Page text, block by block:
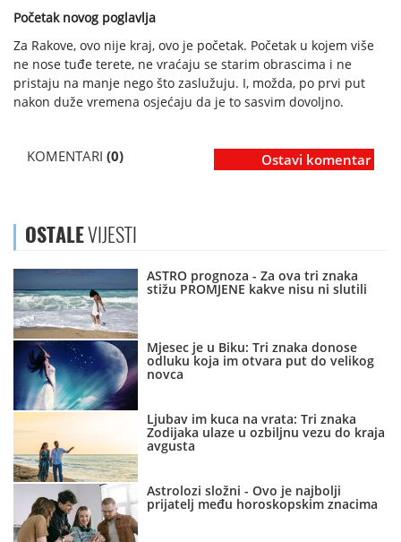
Početak novog poglavlja
Za Rakove, ovo nije kraj, ovo je početak. Početak u kojem više
ne nose tuđe terete, ne vraćaju se starim obrascima i ne
pristaju na manje nego što zaslužuju. I, možda, po prvi put
nakon duže vremena osjećaju da je to sasvim dovoljno.
KOMENTARI (0) Ostavi komentar
OSTALEVIJESTI
ASTRO prognoza - Za ova tri znaka
stižu PROMJENE kakve nisu ni slutili
Mjesec je u Biku: Tri znaka donose
odluku koja im otvara put do velikog
novca
Ljubav im kuca na vrata: Tri znaka
Zodijaka ulaze u ozbiljnu vezu do kraja
avgusta
Astrolozi složni - Ovo je najbolji
prijatelj među horoskopskim znacima